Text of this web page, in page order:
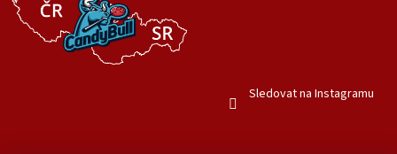
Sledovat na Instagramu